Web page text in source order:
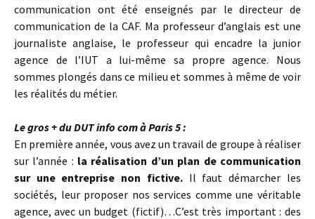
communication ont été enseignés par le directeur de
communication de la CAF. Ma professeur d’anglais est une
journaliste anglaise, le professeur qui encadre la junior
agence de l’IUT a lui-même sa propre agence. Nous
sommes plongés dans ce milieu et sommes à même de voir
les réalités du métier.
Le gros + du DUT info com à Paris 5 :
En première année, vous avez un travail de groupe à réaliser
sur l’année : la réalisation d’un plan de communication
sur une entreprise non fictive. Il faut démarcher les
sociétés, leur proposer nos services comme une véritable
agence, avec un budget (fictif)…C’est très important : des